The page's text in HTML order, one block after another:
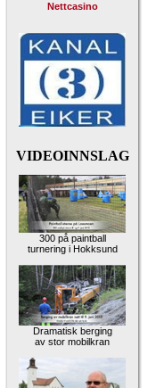
Nettcasino
VIDEOINNSLAG
300 på paintball
turnering i Hokksund
Dramatisk berging
av stor mobilkran